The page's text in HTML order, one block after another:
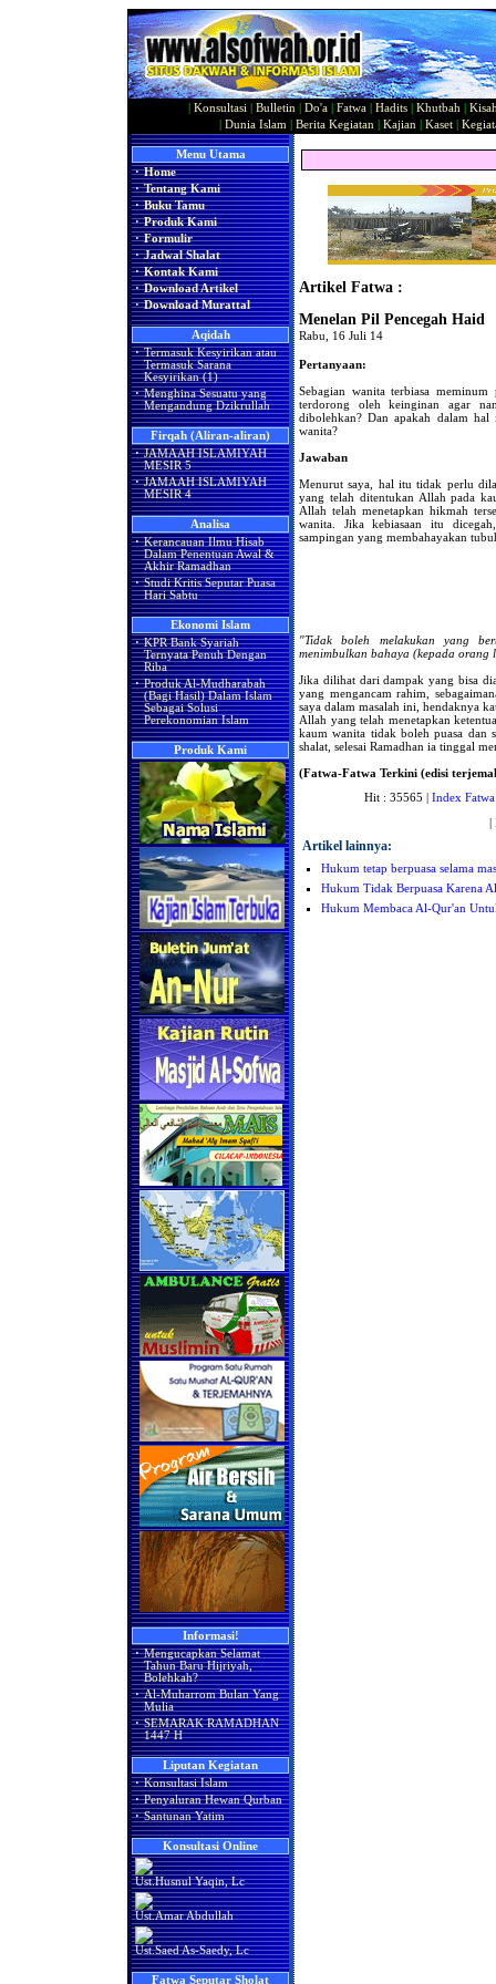
Konsultasi Bulletin Do'a Fatwa Hadits Khutbah
Dunia Islam Berita Kegiatan Kajian Kaset|
Menu Utama
· Home
· Tentang Kami
· Buku Tamu
· Produk Kami
· Formulir
· Jadwal Shalat
· Kontak Kami
· Download Artikel
· Download Murattal
Aqidah
· Termasuk Kesyirikan atau
Termasuk Sarana
Kesyirikan (1)
· Menghina Sesuatu yang
Mengandung Dzikrullah
Firqah (Aliran-aliran)
· JAMAAH ISLAMIYAH
MESIR 5
· JAMAAH ISLAMIYAH
MESIR 4
Analisa
· Kerancauan Ilmu Hisab
Dalam Penentuan Awal &
Akhir Ramadhan
· Studi Kritis Seputar Puasa
Hari Sabtu
Ekonomi Islam
· KPR Bank Syariah
Ternyata Penuh Dengan
Riba
· Produk Al-Mudharabah
(Bagi Hasil) Dalam Islam
Sebagai Solusi
Perekonomian Islam
Produk Kami
Informasi!
· Mengucapkan Selamat
Tahun Baru Hijriyah,
Bolehkah?
· Al-Muharrom Bulan Yang
Mulia
· SEMARAK RAMADHAN
1447 H
Liputan Kegiatan
· Konsultasi Islam
· Penyaluran Hewan Qurban
· Santunan Yatim
Konsultasi Online
Ust.Husnul Yaqin, Lc
Ust.Amar Abdullah
Ust.Saed As-Saedy, Lc
Fatwa Seputar Sholat
Artikel Fatwa :
Menelan Pil Pencegah Haid
Rabu, 16 Juli 14
Pertanyaan:
Sebagian wanita terbiasa
terdorong oleh keinginan agar
dibolehkan? Dan apakah dalam
wanita?
Jawaban
Menurut saya, hal itu tidak perlu
yang telah ditentukan Allah pada
Allah telah menetapkan hikmah
wanita. Jika kebiasaan itu
sampingan yang membahayakan
"Tidak boleh melakukan yang
menimbulkan bahaya (kepada orang
Jika dilihat dari dampak yang bisa
yang mengancam rahim,
saya dalam masalah ini, hendaknya
Allah yang telah menetapkan
kaum wanita tidak boleh puasa dan
shalat, selesai Ramadhan ia tinggal
(Fatwa-Fatwa Terkini (edisi
Hit : 35565 | Index Fatwa
|
Artikel lainnya:
Hukum tetap berpuasa selama
Hukum Tidak Berpuasa Karena
Hukum Membaca Al-Qur'an